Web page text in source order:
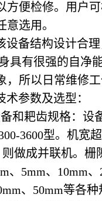
方便检修。用户
意选用。
设备结构设计合
具有很强的自净
，所以日常维修工
术参数及选型：
和耙齿规格： 设
3600型。机宽
则做成并联机。栅
、5mm、10mm、
、50mm等各